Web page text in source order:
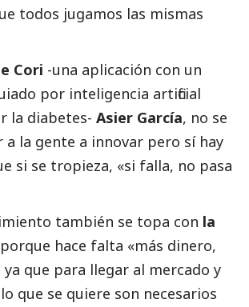
todos jugamos las mismas
Cori -una aplicación con un
por inteligencia artificial
la diabetes- Asier García, no se
a la gente a innovar pero sí hay
si se tropieza, «si falla, no pasa
también se topa con la
hace falta «más dinero,
que para llegar al mercado y
que se quiere son necesarios